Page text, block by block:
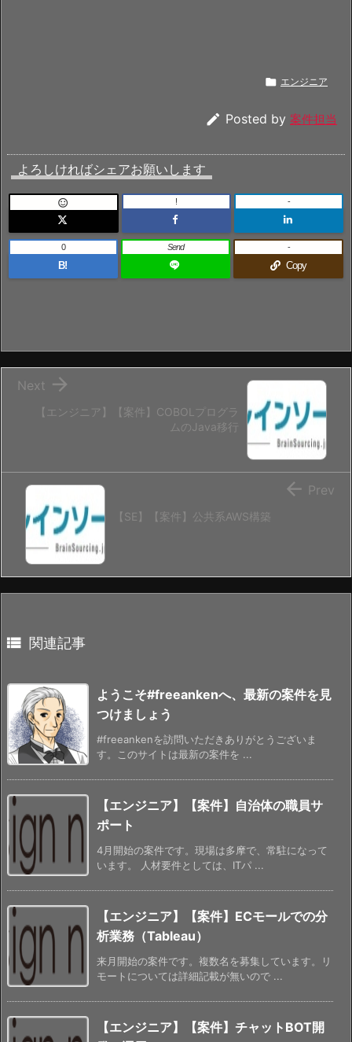
 エンジニア
 Posted by 案件担当
よろしければシェアお願いします
 ! -
B!
0 Send
Copy
-
【エンジニア】【案件】COBOLプログラ
ムのJava移行

Next
【SE】【案件】公共系AWS構築
 Prev
 関連記事
ようこそ#freeankenへ、最新の案件を見
つけましょう
#freeankenを訪問いただきありがとうございま
す。このサイトは最新の案件を ...
【エンジニア】【案件】自治体の職員サ
ポート
4月開始の案件です。現場は多摩で、常駐になって
います。 人材要件としては、ITパ ...
【エンジニア】【案件】ECモールでの分
析業務（Tableau）
来月開始の案件です。複数名を募集しています。リ
モートについては詳細記載が無いので ...
【エンジニア】【案件】チャットBOT開